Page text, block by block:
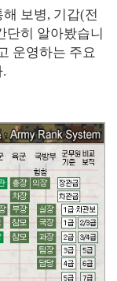
보병, 기갑(전
단히 알아봤습니
운영하는 주요